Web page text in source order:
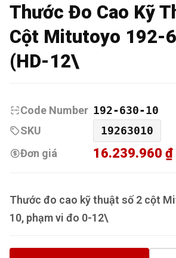
Thước Đo Cao Kỹ
Cột Mitutoyo 192-
(HD-12\
Code Number 192-630-10
SKU
19263010
Đơn giá
16.239.960 ₫
Thước đo cao kỹ thuật số 2 cột
10, phạm vi đo 0-12\